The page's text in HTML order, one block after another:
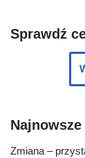
Sprawdź
Zmiana –